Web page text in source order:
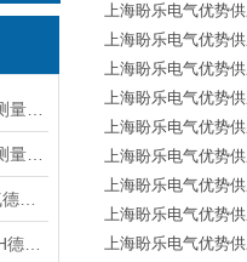
上海盼乐电气优势
上海盼乐电气优势
上海盼乐电气优势
上海盼乐电气优势
上海盼乐电气优势
上海盼乐电气优势
上海盼乐电气优势
上海盼乐电气优势
上海盼乐电气优势